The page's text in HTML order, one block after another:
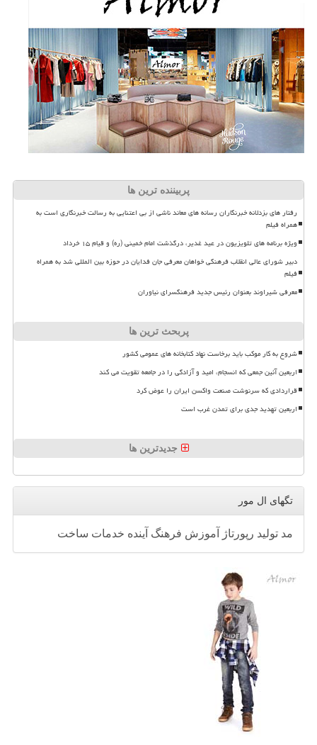
پربیننده ترین ها
رفتار های بزدلانه خبرنگاران رسانه های معاند ناشی از بی اعتنایی به رسالت خبرنگاری است به
همراه فیلم
ویژه برنامه های تلویزیون در عید غدیر، درگذشت امام خمینی (ره) و قیام ۱۵ خرداد
دبیر شورای عالی انقلاب فرهنگی خواهان معرفی جان فدایان در حوزه بین المللی شد به همراه
فیلم
معرفی شیراوند بعنوان رئیس جدید فرهنگسرای نیاوران
پربحث ترین ها
شروع به کار موکب باید برخاست نهاد کتابخانه های عمومی کشور
اربعین آئین جمعی که انسجام، امید و آزادگی را در جامعه تقویت می کند
قراردادی که سرنوشت صنعت واکسن ایران را عوض کرد
اربعین تهدید جدی برای تمدن غرب است
جدیدترین ها
تگهای ال مور
مد تولید رپورتاژ آموزش فرهنگ آینده خدمات ساخت